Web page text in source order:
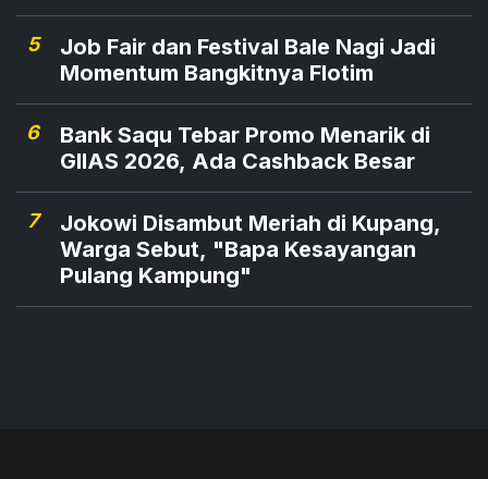
5
Job Fair dan Festival Bale Nagi Jadi
Momentum Bangkitnya Flotim
6
Bank Saqu Tebar Promo Menarik di
GIIAS 2026, Ada Cashback Besar
7
Jokowi Disambut Meriah di Kupang,
Warga Sebut, "Bapa Kesayangan
Pulang Kampung"